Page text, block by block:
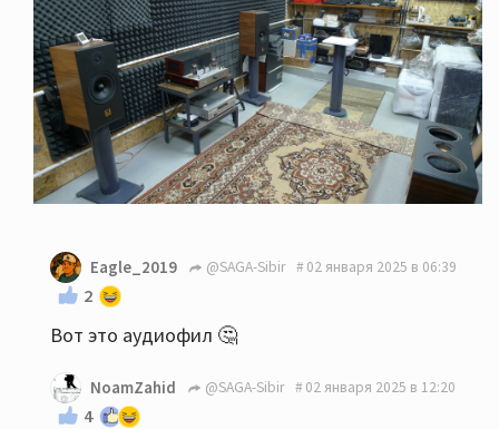
Eagle_2019 @SAGA-Sibir 02 января 2025 в 06:39
2
Вот это аудиофил 🤔
NoamZahid @SAGA-Sibir 02 января 2025 в 12:20
4